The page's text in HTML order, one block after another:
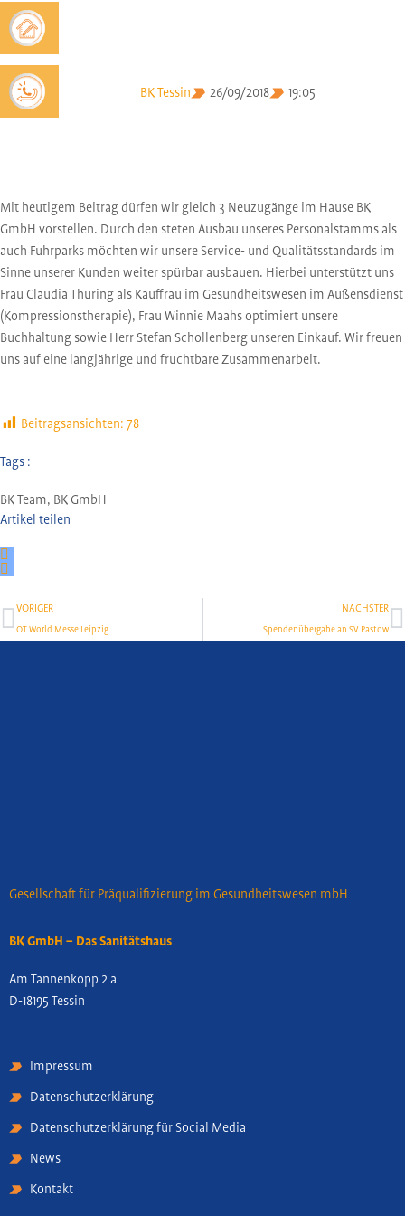
BK Tessin 26/09/2018 19:05
Mit heutigem Beitrag dürfen wir gleich 3 Neuzugänge im Hause BK
GmbH vorstellen. Durch den steten Ausbau unseres Personalstamms als
auch Fuhrparks möchten wir unsere Service- und Qualitätsstandards im
Sinne unserer Kunden weiter spürbar ausbauen. Hierbei unterstützt uns
Frau Claudia Thüring als Kauffrau im Gesundheitswesen im Außensdienst
(Kompressionstherapie), Frau Winnie Maahs optimiert unsere
Buchhaltung sowie Herr Stefan Schollenberg unseren Einkauf. Wir freuen
uns auf eine langjährige und fruchtbare Zusammenarbeit.
Beitragsansichten: 78
Tags :
BK Team, BK GmbH
Artikel teilen
Zurück
VORIGER
OT World Messe Leipzig
NÄCHSTER
Spendenübergabe an SV Pastow
Gesellschaft für Präqualifizierung im Gesundheitswesen mbH
BK GmbH – Das Sanitätshaus
Am Tannenkopp 2 a
D-18195 Tessin
Impressum
Datenschutzerklärung
Datenschutzerklärung für Social Media
News
Kontakt